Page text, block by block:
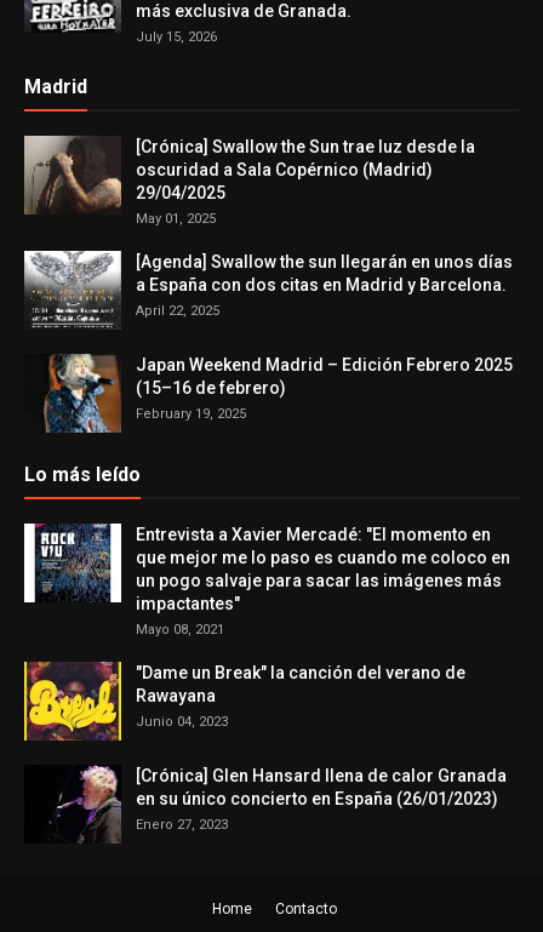
más exclusiva de Granada.
July 15, 2026
Madrid
[Crónica] Swallow the Sun trae luz desde la
oscuridad a Sala Copérnico (Madrid)
29/04/2025
May 01, 2025
[Agenda] Swallow the sun llegarán en unos días
a España con dos citas en Madrid y Barcelona.
April 22, 2025
Japan Weekend Madrid – Edición Febrero 2025
(15–16 de febrero)
February 19, 2025
Lo más leído
Entrevista a Xavier Mercadé: "El momento en
que mejor me lo paso es cuando me coloco en
un pogo salvaje para sacar las imágenes más
impactantes"
Mayo 08, 2021
"Dame un Break" la canción del verano de
Rawayana
Junio 04, 2023
[Crónica] Glen Hansard llena de calor Granada
en su único concierto en España (26/01/2023)
Enero 27, 2023
Home Contacto